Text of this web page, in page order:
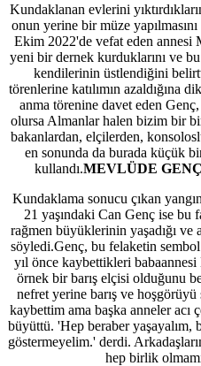
Kundaklanan evlerini
onun yerine bir müze
Ekim 2022'de vefat eden annesi
yeni bir dernek kurduklarını ve
kendilerinin üstlendiğini
törenlerine katılımın azaldığına
anma törenine davet eden
olursa Almanlar halen bizim bir
bakanlardan, elçilerden,
en sonunda da burada küçük
kullandı.MEVLÜDE
Kundaklama sonucu çıkan
21 yaşındaki Can Genç ise bu
rağmen büyüklerinin yaşadığı ve
söyledi.Genç, bu felaketin
yıl önce kaybettikleri
örnek bir barış elçisi olduğunu
nefret yerine barış ve
kaybettim ama başka anneler
büyüttü. 'Hep beraber yaşayalım,
göstermeyelim.' derdi.
hep birlik